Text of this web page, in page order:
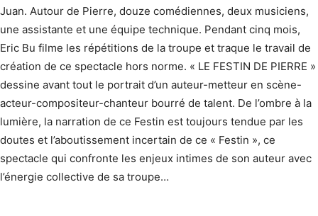
Juan. Autour de Pierre, douze comédiennes, deux musiciens,
une assistante et une équipe technique. Pendant cinq mois,
Eric Bu filme les répétitions de la troupe et traque le travail de
création de ce spectacle hors norme. « LE FESTIN DE PIERRE »
dessine avant tout le portrait d’un auteur-metteur en scène-
acteur-compositeur-chanteur bourré de talent. De l’ombre à la
lumière, la narration de ce Festin est toujours tendue par les
doutes et l’aboutissement incertain de ce « Festin », ce
spectacle qui confronte les enjeux intimes de son auteur avec
l’énergie collective de sa troupe…